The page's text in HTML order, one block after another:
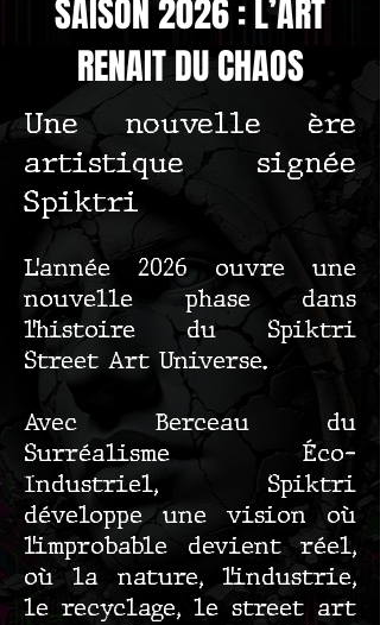
SAISON 2026 : L’ART
RENAIT DU CHAOS
Une nouvelle ère
artistique signée
Spiktri
L’année 2026 ouvre une
nouvelle phase dans
l’histoire du Spiktri
Street Art Universe.
Avec Berceau du
Surréalisme Éco-
Industriel, Spiktri
développe une vision où
l’improbable devient réel,
où la nature, l’industrie,
le recyclage, le street art